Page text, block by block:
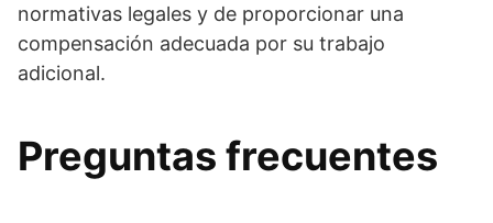
normativas legales y de proporcionar una
compensación adecuada por su trabajo
adicional.
Preguntas frecuentes